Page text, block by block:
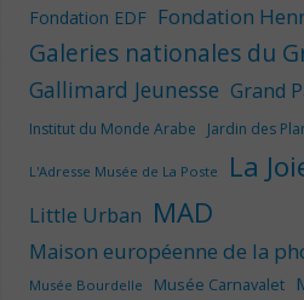
Fondation EDF Fondation
Galeries nationales du
Gallimard Jeunesse Grand
Institut du Monde Arabe Jardin des
L'Adresse Musée de La Poste La
Little Urban MAD
Maison européenne de la
Musée Bourdelle
Musée Carnavalet